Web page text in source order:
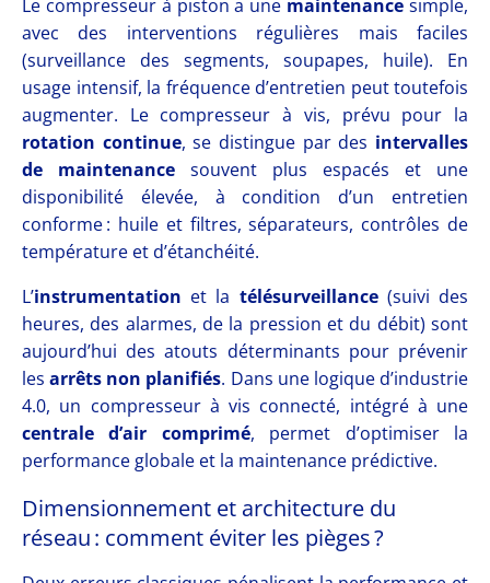
Le compresseur à piston a une maintenance simple,
avec des interventions régulières mais faciles
(surveillance des segments, soupapes, huile). En
usage intensif, la fréquence d’entretien peut toutefois
augmenter. Le compresseur à vis, prévu pour la
rotation continue, se distingue par des intervalles
de maintenance souvent plus espacés et une
disponibilité élevée, à condition d’un entretien
conforme : huile et filtres, séparateurs, contrôles de
température et d’étanchéité.
L’instrumentation et la télésurveillance(suivi des
heures, des alarmes, de la pression et du débit) sont
aujourd’hui des atouts déterminants pour prévenir
lesarrêts non planifiés. Dans une logique d’industrie
4.0, un compresseur à vis connecté, intégré à une
centrale d’air comprimé, permet d’optimiser la
performance globale et la maintenance prédictive.
Dimensionnement et architecture du
réseau : comment éviter les pièges ?